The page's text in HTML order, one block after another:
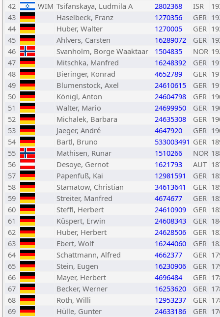
42
WIM Tsifanskaya, Ludmila A 2802368 ISR
43
Haselbeck, Franz 1270356 GER
44
Huber, Walter 1270005 GER
45
Ahlvers, Carsten 16289072 GER
46
Svanholm, Borge Waaktaar 1504835 NOR
47
Mitschka, Manfred 16248392 GER
48
Bieringer, Konrad 4652789 GER
49
Blumenstock, Axel 24610615 GER
50
Königl, Anton 24604798 GER
51
Walter, Mario 24699950 GER
52
Michalek, Barbara 24635308 GER
53
Jaeger, André 4647920 GER
54
Bartl, Bruno 533003491 GER
55
Mathisen, Runar 1510266 NOR
56
Desoye, Gernot 1621793 AUT
57
Papenfuß, Kai 12981591 GER
58
Stamatow, Christian 34613641 GER
59
Streiter, Manfred 4674677 GER
60
Steffl, Herbert 24610909 GER
61
Küspert, Erwin 24608343 GER
62
Huber, Herbert 24628506 GER
63
Ebert, Wolf 16244060 GER
64
Schattmann, Alfred 4662377 GER
65
Stein, Eugen 16230906 GER
66
Mayer, Herbert 4696484 GER
67
Becker, Werner 16253620 GER
68
Roth, Willi 12953237 GER
69
Hülle, Gunter 24633186 GER